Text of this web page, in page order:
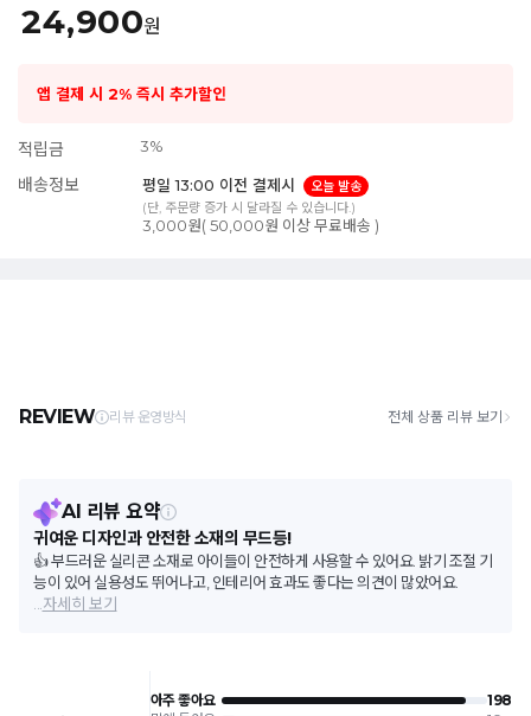
24,900원
앱 결제 시 2% 즉시 추가할인
적립금 3%
배송정보 평일 13:00 이전 결제시
오늘 발송
(단, 주문량 증가 시 달라질 수 있습니다.)
3,000원( 50,000원 이상 무료배송 )